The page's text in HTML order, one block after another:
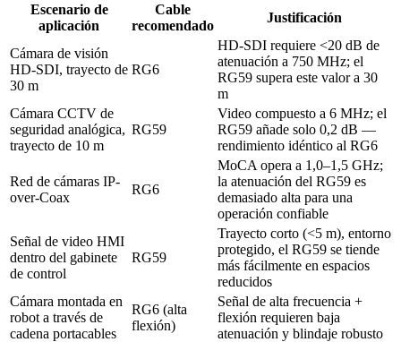
Escenario de
aplicación
Cable
recomendado
Justificación
Cámara de visión
HD-SDI, trayecto de
30 m
RG6
HD-SDI requiere <20 dB de
atenuación a 750 MHz; el
RG59 supera este valor a 30
m
Cámara CCTV de
seguridad analógica,
trayecto de 10 m
RG59
Video compuesto a 6 MHz; el
RG59 añade solo 0,2 dB —
rendimiento idéntico al RG6
Red de cámaras IP-
over-Coax
RG6
MoCA opera a 1,0–1,5 GHz;
la atenuación del RG59 es
demasiado alta para una
operación confiable
Señal de video HMI
dentro del gabinete
de control
RG59
Trayecto corto (<5 m), entorno
protegido, el RG59 se tiende
más fácilmente en espacios
reducidos
Cámara montada en
robot a través de
cadena portacables
RG6 (alta
flexión)
Señal de alta frecuencia +
flexión requieren baja
atenuación y blindaje robusto